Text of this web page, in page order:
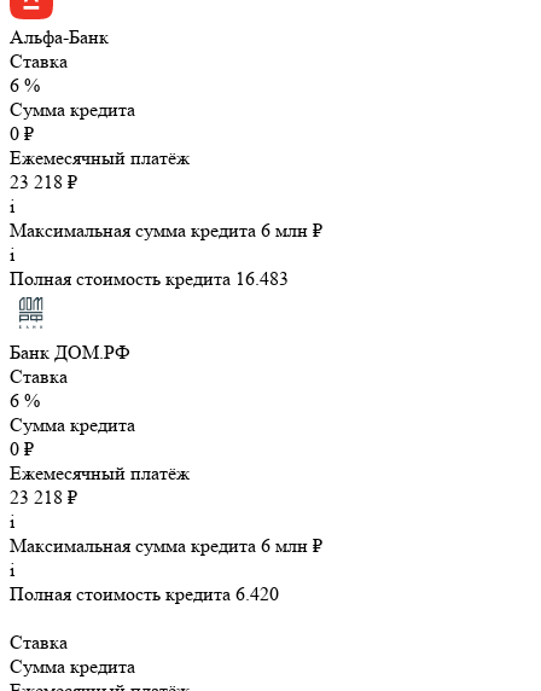
Альфа-Банк
Ставка
6 %
Сумма кредита
0 ₽
Ежемесячный платёж
23 218 ₽
i
Максимальная сумма кредита 6 млн ₽
i
Полная стоимость кредита 16.483
Банк ДОМ.РФ
Ставка
6 %
Сумма кредита
0 ₽
Ежемесячный платёж
23 218 ₽
i
Максимальная сумма кредита 6 млн ₽
i
Полная стоимость кредита 6.420
Ставка
Сумма кредита